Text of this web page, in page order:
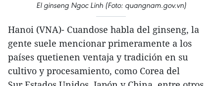
El ginseng Ngoc Linh (Foto: quangnam.gov.vn)
Hanoi (VNA)- Cuandose habla del ginseng, la
gente suele mencionar primeramente a los
países quetienen ventaja y tradición en su
cultivo y procesamiento, como Corea del